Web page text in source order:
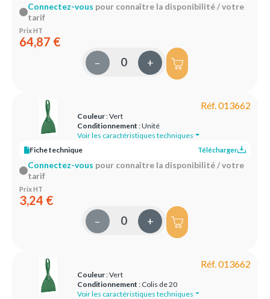
Connectez-vous pour connaître la disponibilité / votre
tarif
Prix HT
64,87 €
– +
Réf. 013662
Couleur: Vert
Conditionnement : Unité
Voir les caractéristiques techniques
Fiche technique
Télécharger
Connectez-vous pour connaître la disponibilité / votre
tarif
Prix HT
3,24 €
– +
Réf. 013662
Couleur: Vert
Conditionnement : Colis de 20
Voir les caractéristiques techniques